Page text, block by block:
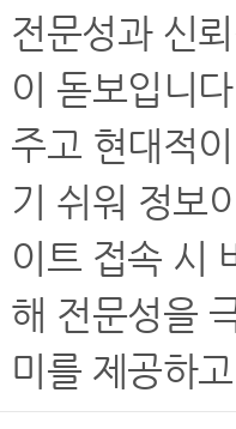
전문성과 신
이 돋보입니
주고 현대적
기 쉬워 정보
이트 접속 시
해 전문성을
미를 제공하